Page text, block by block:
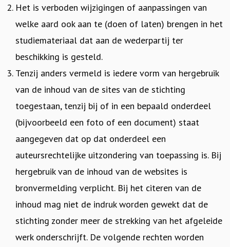
Het is verboden wijzigingen of aanpassingen van
welke aard ook aan te (doen of laten) brengen in het
studiemateriaal dat aan de wederpartij ter
beschikking is gesteld.
Tenzij anders vermeld is iedere vorm van hergebruik
van de inhoud van de sites van de stichting
toegestaan, tenzij bij of in een bepaald onderdeel
(bijvoorbeeld een foto of een document) staat
aangegeven dat op dat onderdeel een
auteursrechtelijke uitzondering van toepassing is. Bij
hergebruik van de inhoud van de websites is
bronvermelding verplicht. Bij het citeren van de
inhoud mag niet de indruk worden gewekt dat de
stichting zonder meer de strekking van het afgeleide
werk onderschrijft. De volgende rechten worden